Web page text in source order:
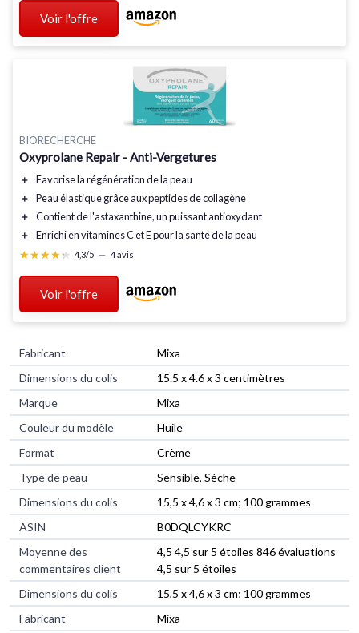
Voir l'offre
BIORECHERCHE
Oxyprolane Repair - Anti-Vergetures
＋ Favorise larégénération de la peau
＋
Peau élastiquegrâce aux peptides de collagène
＋
Contient del'astaxanthine, un puissant antioxydant
＋
Enrichi envitamines C et Epour la santé de la peau
★★★★★
★★★★★ 4,3/5 — 4 avis
Voir l'offre
Fabricant
‎Mixa
Dimensions du colis
‎15.5 x 4.6 x 3 centimètres
Marque
‎Mixa
Couleur du modèle
‎Huile
Format
‎Crème
Type de peau
‎Sensible, Sèche
Dimensions du colis
‎15,5 x 4,6 x 3 cm; 100 grammes
ASIN
‎B0DQLCYKRC
Moyenne des
commentaires client
4,5 4,5 sur 5 étoiles 846 évaluations
4,5 sur 5 étoiles
Dimensions du colis
15,5 x 4,6 x 3 cm; 100 grammes
Fabricant
Mixa